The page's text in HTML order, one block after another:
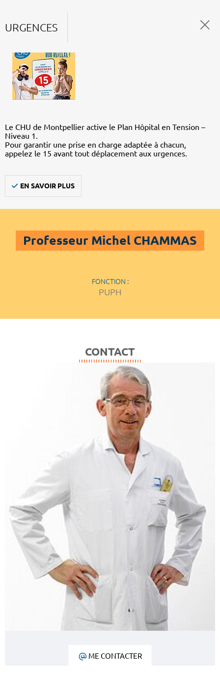
URGENCES
Le CHU de Montpellier active le Plan Hôpital en Tension –
Niveau 1.
Pour garantir une prise en charge adaptée à chacun,
appelez le 15 avant tout déplacement aux urgences.
EN SAVOIR PLUS
Professeur Michel CHAMMAS
FONCTION :
PUPH
CONTACT
ME CONTACTER